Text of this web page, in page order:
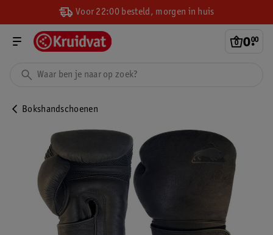
Voor 22:00 besteld, morgen in huis
0.
00
Bokshandschoenen